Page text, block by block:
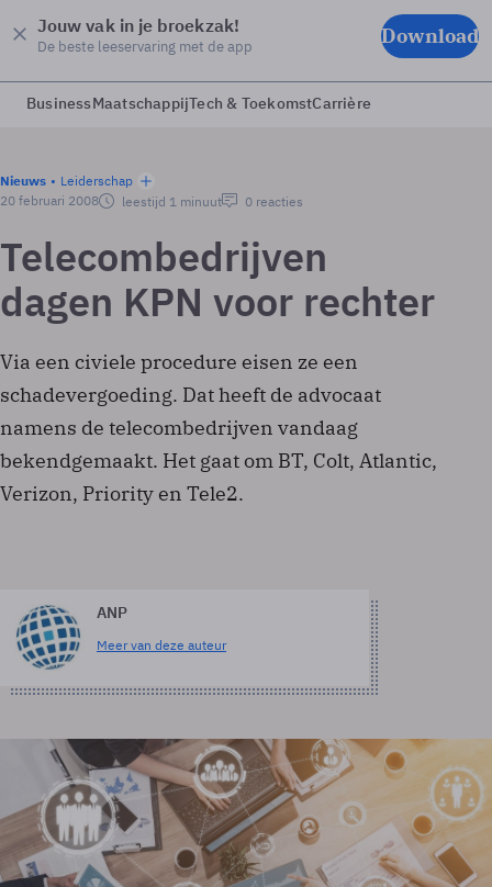
Jouw vak in je broekzak!
De beste leeservaring met de app Download
BusinessMaatschappijTech & ToekomstCarrière
Nieuws
Leiderschap
20 februari 2008
leestijd 1 minuut 0 reacties
Telecombedrijven
dagen KPN voor rechter
Via een civiele procedure eisen ze een
schadevergoeding. Dat heeft de advocaat
namens de telecombedrijven vandaag
bekendgemaakt. Het gaat om BT, Colt, Atlantic,
Verizon, Priority en Tele2.
ANP
Meer van deze auteur